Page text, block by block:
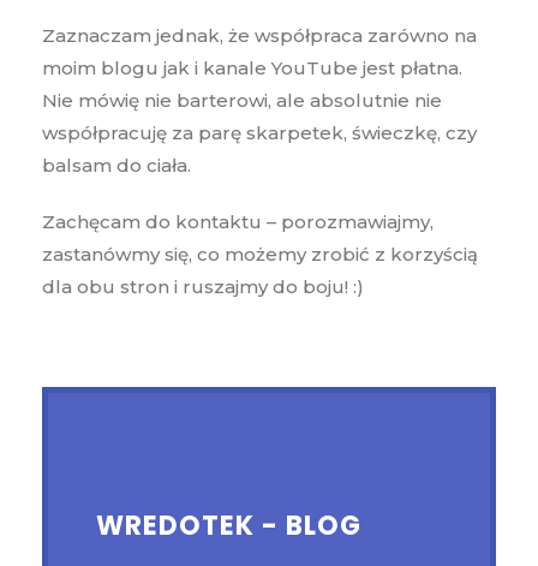
Zaznaczam jednak, że współpraca zarówno na
moim blogu jak i kanale YouTube jest płatna.
Nie mówię nie barterowi, ale absolutnie nie
współpracuję za parę skarpetek, świeczkę, czy
balsam do ciała.
Zachęcam do kontaktu – porozmawiajmy,
zastanówmy się, co możemy zrobić z korzyścią
dla obu stron i ruszajmy do boju! :)
WREDOTEK - BLOG